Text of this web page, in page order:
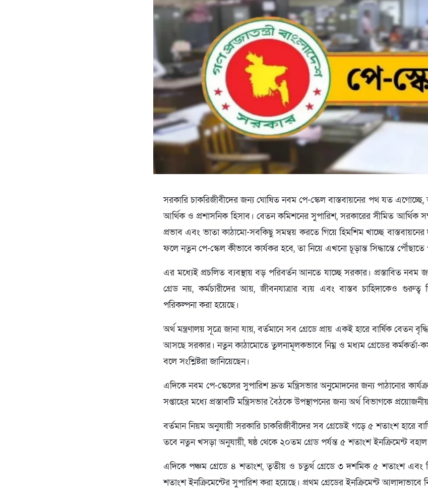
সরকারি চাকরিজীবীদের জন্য ঘোষিত নবম পে-স্কেল বাস্তবায়নের পথ যত
আর্থিক ও প্রশাসনিক হিসাব। বেতন কমিশনের সুপারিশ, সরকারের সীমিত আর্থিক
প্রভাব এবং ভাতা কাঠামো-সবকিছু সমন্বয় করতে গিয়ে হিমশিম খাচ্ছে বাস্তবায়নের
ফলে নতুন পে-স্কেল কীভাবে কার্যকর হবে, তা নিয়ে এখনো চূড়ান্ত সিদ্ধান্তে পৌঁছাতে
এর মধ্যেই প্রচলিত ব্যবস্থায় বড় পরিবর্তন আনতে যাচ্ছে সরকার। প্রস্তাবিত নবম
গ্রেড নয়, কর্মচারীদের আয়, জীবনযাত্রার ব্যয় এবং বাস্তব চাহিদাকেও গুরুত্ব
পরিকল্পনা করা হয়েছে।
অর্থ মন্ত্রণালয় সূত্রে জানা যায়, বর্তমানে সব গ্রেডে প্রায় একই হারে বার্ষিক বেতন
আসছে সরকার। নতুন কাঠামোতে তুলনামূলকভাবে নিম্ন ও মধ্যম গ্রেডের কর্মকর্তা-
বলে সংশ্লিষ্টরা জানিয়েছেন।
এদিকে নবম পে-স্কেলের সুপারিশ দ্রুত মন্ত্রিসভার অনুমোদনের জন্য পাঠানোর
সপ্তাহের মধ্যে প্রস্তাবটি মন্ত্রিসভার বৈঠকে উপস্থাপনের জন্য অর্থ বিভাগকে
বর্তমান নিয়ম অনুযায়ী সরকারি চাকরিজীবীদের সব গ্রেডেই গড়ে ৫ শতাংশ হারে
তবে নতুন খসড়া অনুযায়ী, ষষ্ঠ থেকে ২০তম গ্রেড পর্যন্ত ৫ শতাংশ ইনক্রিমেন্ট বহাল
এদিকে পঞ্চম গ্রেডে ৪ শতাংশ, তৃতীয় ও চতুর্থ গ্রেডে ৩ দশমিক ৫ শতাংশ এবং
শতাংশ ইনক্রিমেন্টের সুপারিশ করা হয়েছে। প্রথম গ্রেডের ইনক্রিমেন্ট আলাদাভাবে